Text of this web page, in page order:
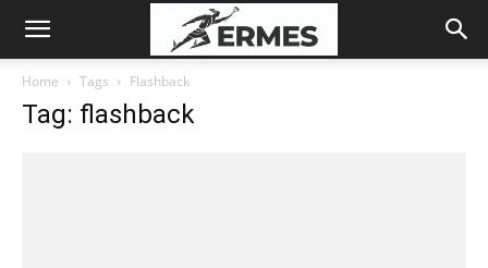
Home Tags Flashback
Tag: flashback